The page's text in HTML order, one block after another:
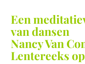
Een
van dansen
Nancy Van
Lentereeks